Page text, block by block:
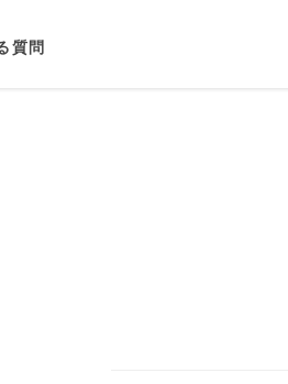
質問